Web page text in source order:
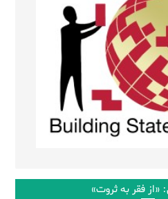
«از فقر به ثروت»